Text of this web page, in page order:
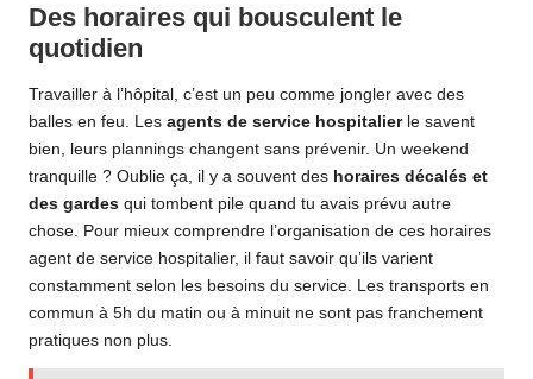
Des horaires qui bousculent le
quotidien
Travailler à l’hôpital, c’est un peu comme jongler avec des
balles en feu. Les agents de service hospitalierle savent
bien, leurs plannings changent sans prévenir. Un weekend
tranquille ? Oublie ça, il y a souvent des horaires décalés et
des gardes qui tombent pile quand tu avais prévu autre
chose. Pour mieux comprendre l’organisation de ces horaires
agent de service hospitalier, il faut savoir qu’ils varient
constamment selon les besoins du service. Les transports en
commun à 5h du matin ou à minuit ne sont pas franchement
pratiques non plus.